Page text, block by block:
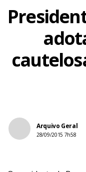
Arquivo Geral
28/09/2015 7h58